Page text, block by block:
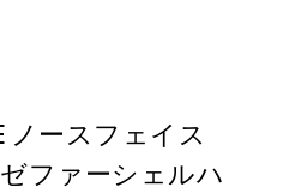
ノースフェイス
ファーシェルハ